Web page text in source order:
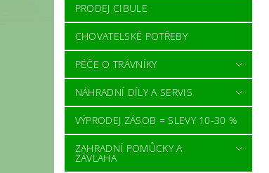
PRODEJ CIBULE
CHOVATELSKÉ POTŘEBY
PÉČE O TRÁVNÍKY
NÁHRADNÍ DÍLY A SERVIS
VÝPRODEJ ZÁSOB = SLEVY 10-30 %
ZAHRADNÍ POMŮCKY A
ZÁVLAHA